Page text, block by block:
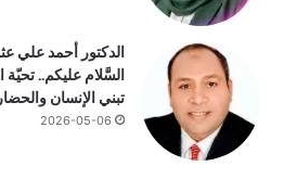
الدكتور أحمد علي
السَّلام عليكم.. تحيّة
تبني الإنسان
2026-05-06